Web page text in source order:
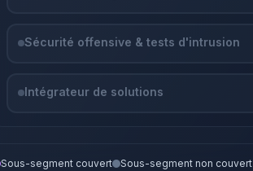
Sécurité offensive & tests d'intrusion
Intégrateur de solutions
Sous-segment couvert Sous-segment non couvert